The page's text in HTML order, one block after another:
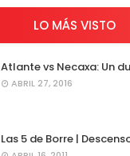
LO MÁS VISTO
Atlante vs Necaxa: Un
ABRIL 27, 2016
Las 5 de Borre |